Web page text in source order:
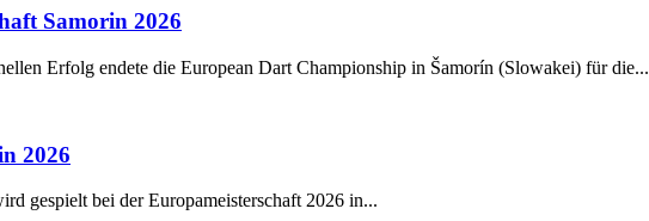
Samorin 2026
Erfolg endete die European Dart Championship in Šamorín (Slowakei) für die...
2026
gespielt bei der Europameisterschaft 2026 in...